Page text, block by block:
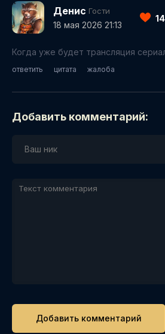
Денис Гости
18 мая 2026 21:13
14
Когда уже будет трансляция
ответить цитата жалоба
Добавить комментарий: